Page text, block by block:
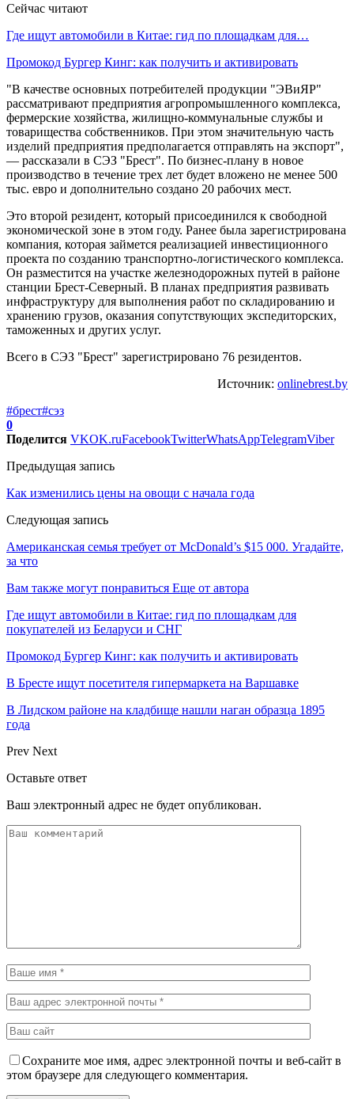
Сейчас читают
Где ищут автомобили в Китае: гид по площадкам для…
Промокод Бургер Кинг: как получить и активировать
"В качестве основных потребителей продукции "ЭВиЯР"
рассматривают предприятия агропромышленного комплекса,
фермерские хозяйства, жилищно-коммунальные службы и
товарищества собственников. При этом значительную часть
изделий предприятия предполагается отправлять на экспорт",
— рассказали в СЭЗ "Брест". По бизнес-плану в новое
производство в течение трех лет будет вложено не менее 500
тыс. евро и дополнительно создано 20 рабочих мест.
Это второй резидент, который присоединился к свободной
экономической зоне в этом году. Ранее была зарегистрирована
компания, которая займется реализацией инвестиционного
проекта по созданию транспортно-логистического комплекса.
Он разместится на участке железнодорожных путей в районе
станции Брест-Северный. В планах предприятия развивать
инфраструктуру для выполнения работ по складированию и
хранению грузов, оказания сопутствующих экспедиторских,
таможенных и других услуг.
Всего в СЭЗ "Брест" зарегистрировано 76 резидентов.
Источник: onlinebrest.by
#брест#сэз
0
Поделится VKOK.ruFacebookTwitterWhatsAppTelegramViber
Предыдущая запись
Как изменились цены на овощи с начала года
Следующая запись
Американская семья требует от McDonald’s $15 000. Угадайте,
за что
Вам также могут понравиться Еще от автора
Где ищут автомобили в Китае: гид по площадкам для
покупателей из Беларуси и СНГ
Промокод Бургер Кинг: как получить и активировать
В Бресте ищут посетителя гипермаркета на Варшавке
В Лидском районе на кладбище нашли наган образца 1895
года
Prev Next
Оставьте ответ
Ваш электронный адрес не будет опубликован.
Сохраните мое имя, адрес электронной почты и веб-сайт в
этом браузере для следующего комментария.